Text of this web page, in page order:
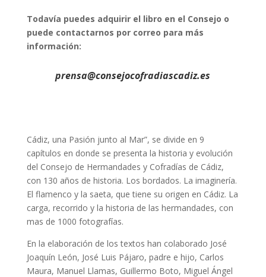
Todavía puedes adquirir el libro en el Consejo o
puede contactarnos por correo para más
información:
prensa@consejocofradiascadiz.es
Cádiz, una Pasión junto al Mar”, se divide en 9
capítulos en donde se presenta la historia y evolución
del Consejo de Hermandades y Cofradías de Cádiz,
con 130 años de historia. Los bordados. La imaginería.
El flamenco y la saeta, que tiene su origen en Cádiz. La
carga, recorrido y la historia de las hermandades, con
mas de 1000 fotografías.
En la elaboración de los textos han colaborado José
Joaquín León, José Luis Pájaro, padre e hijo, Carlos
Maura, Manuel Llamas, Guillermo Boto, Miguel Ángel